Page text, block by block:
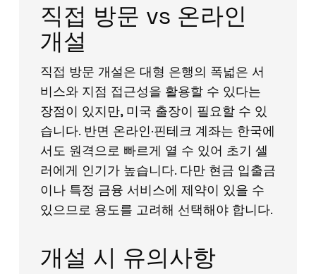
직접 방문 vs 온라인
개설
직접 방문 개설은 대형 은행의 폭넓은 서
비스와 지점 접근성을 활용할 수 있다는
장점이 있지만, 미국 출장이 필요할 수 있
습니다. 반면 온라인·핀테크 계좌는 한국에
서도 원격으로 빠르게 열 수 있어 초기 셀
러에게 인기가 높습니다. 다만 현금 입출금
이나 특정 금융 서비스에 제약이 있을 수
있으므로 용도를 고려해 선택해야 합니다.
개설 시 유의사항